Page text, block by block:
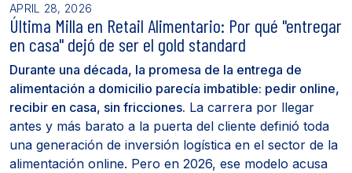
APRIL 28, 2026
Última Milla en Retail Alimentario: Por qué "entregar
en casa" dejó de ser el gold standard
Durante una década, la promesa de la entrega de
alimentación a domicilio parecía imbatible: pedir online,
recibir en casa, sin fricciones. La carrera por llegar
antes y más barato a la puerta del cliente definió toda
una generación de inversión logística en el sector de la
alimentación online. Pero en 2026, ese modelo acusa